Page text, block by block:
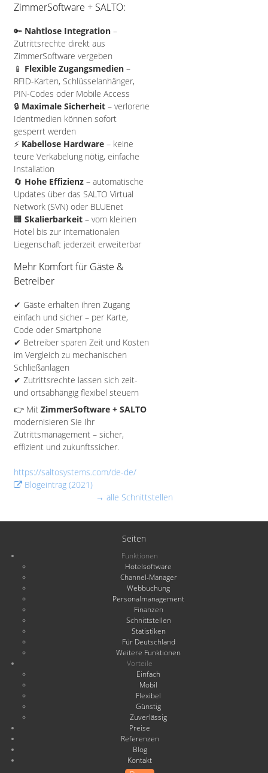
ZimmerSoftware + SALTO:
🔑 Nahtlose Integration –
Zutrittsrechte direkt aus
ZimmerSoftware vergeben
📱 Flexible Zugangsmedien –
RFID-Karten, Schlüsselanhänger,
PIN-Codes oder Mobile Access
🔒 Maximale Sicherheit – verlorene
Identmedien können sofort
gesperrt werden
⚡ Kabellose Hardware – keine
teure Verkabelung nötig, einfache
Installation
🔄 Hohe Effizienz – automatische
Updates über das SALTO Virtual
Network (SVN) oder BLUEnet
🏢 Skalierbarkeit – vom kleinen
Hotel bis zur internationalen
Liegenschaft jederzeit erweiterbar
Mehr Komfort für Gäste &
Betreiber
✔ Gäste erhalten ihren Zugang
einfach und sicher – per Karte,
Code oder Smartphone
✔ Betreiber sparen Zeit und Kosten
im Vergleich zu mechanischen
Schließanlagen
✔ Zutrittsrechte lassen sich zeit-
und ortsabhängig flexibel steuern
👉 Mit ZimmerSoftware + SALTO
modernisieren Sie Ihr
Zutrittsmanagement – sicher,
effizient und zukunftssicher.
https://saltosystems.com/de-de/
Blogeintrag (2021)
→ alle Schnittstellen
Seiten
Funktionen
Hotelsoftware
Channel-Manager
Webbuchung
Personalmanagement
Finanzen
Schnittstellen
Statistiken
Für Deutschland
Weitere Funktionen
Vorteile
Einfach
Mobil
Flexibel
Günstig
Zuverlässig
Preise
Referenzen
Blog
Kontakt